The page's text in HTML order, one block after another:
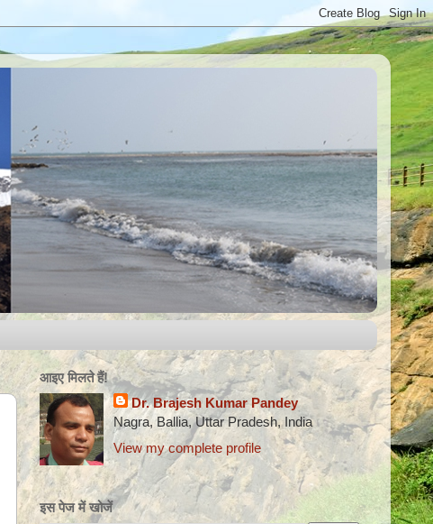
आइए मिलते हैंǃ
Dr. Brajesh Kumar Pandey
Nagra, Ballia, Uttar Pradesh, India
View my complete profile
इस पेज में खोजें